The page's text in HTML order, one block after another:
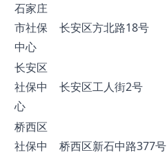
石家庄
市社保
中心
长安区方北路18号
长安区
社保中
心
长安区工人街2号
桥西区
社保中
桥西区新石中路377号